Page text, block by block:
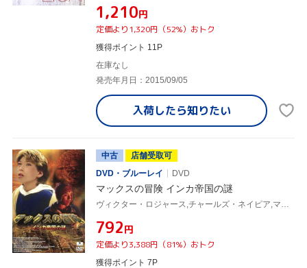
¥1,210円
定価より1,320円（52%）おトク
獲得ポイント 11P
在庫なし
発売年月日：2015/09/05
入荷したら知りたい
中古
店舗受取可
DVD・ブルーレイ
DVD
マックスの冒険 インカ帝国の謎
¥792円
定価より3,388円（81%）おトク
獲得ポイント 7P